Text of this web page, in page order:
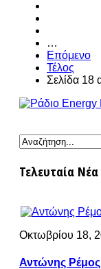
…
Επόμενο
Τέλος
Σελίδα 18
Τελευταία Νέα
Οκτωβρίου 18,
Αντώνης